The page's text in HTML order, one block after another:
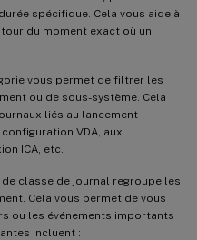
spécifique. Cela vous aide à
du moment exact où un
vous permet de filtrer les
ou de sous-système. Cela
liés au lancement
VDA, aux
ICA, etc.
classe de journal regroupe les
Cela vous permet de vous
ou les événements importants
incluent :